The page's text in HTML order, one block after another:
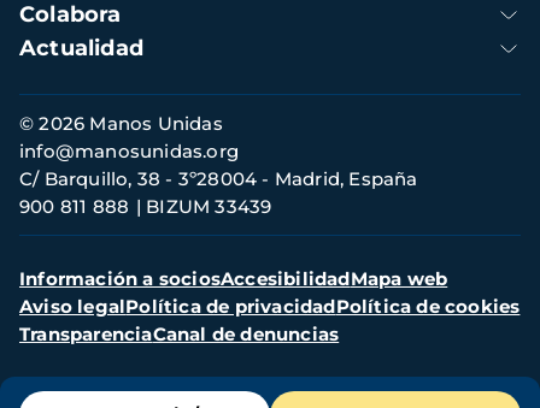
Menú
Colabora
Actualidad
Información
de
contacto
© 2026 Manos Unidas
C/ Barquillo, 38 - 3º28004 - Madrid, España
900 811 888
BIZUM 33439
info@manosunidas.org
Menú
secundario
Información a sociosAccesibilidadMapa web
Aviso legalPolítica de privacidadPolítica de cookies
TransparenciaCanal de denuncias